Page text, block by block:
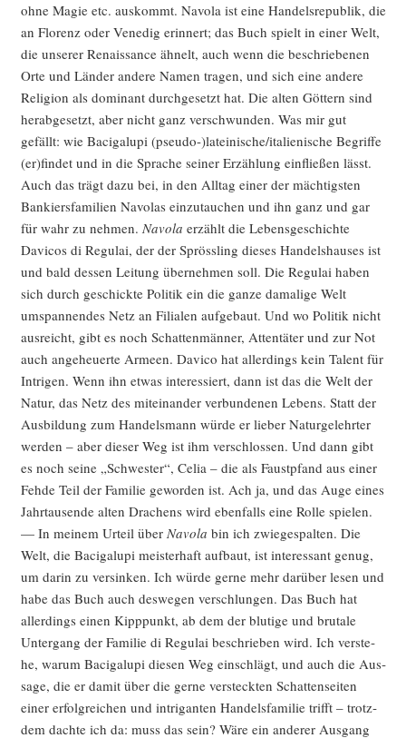
ohne Magie etc. aus­kommt. Navo­la ist eine Han­dels­re­pu­blik, die
an Flo­renz oder Vene­dig erin­nert; das Buch spielt in einer Welt,
die unse­rer Renais­sance ähnelt, auch wenn die beschrie­be­nen
Orte und Län­der ande­re Namen tra­gen, und sich eine ande­re
Reli­gi­on als domi­nant durch­ge­setzt hat. Die alten Göt­tern sind
her­ab­ge­setzt, aber nicht ganz ver­schwun­den. Was mir gut
gefällt: wie Baci­g­alu­pi (pseudo-)lateinische/italienische Begrif­fe
(er)findet und in die Spra­che sei­ner Erzäh­lung ein­flie­ßen lässt.
Auch das trägt dazu bei, in den All­tag einer der mäch­tigs­ten
Ban­kiers­fa­mi­li­en Navo­las ein­zu­tau­chen und ihn ganz und gar
für wahr zu neh­men. Navo­la erzählt die Lebens­ge­schich­te
Davicos di Regu­lai, der der Spröss­ling die­ses Han­dels­hau­ses ist
und bald des­sen Lei­tung über­neh­men soll. Die Regu­lai haben
sich durch geschick­te Poli­tik ein die gan­ze dama­li­ge Welt
umspan­nen­des Netz an Filia­len auf­ge­baut. Und wo Poli­tik nicht
aus­reicht, gibt es noch Schat­ten­män­ner, Atten­tä­ter und zur Not
auch ange­heu­er­te Armeen. Davico hat aller­dings kein Talent für
Intri­gen. Wenn ihn etwas inter­es­siert, dann ist das die Welt der
Natur, das Netz des mit­ein­an­der ver­bun­de­nen Lebens. Statt der
Aus­bil­dung zum Han­dels­mann wür­de er lie­ber Natur­ge­lehr­ter
wer­den – aber die­ser Weg ist ihm ver­schlos­sen. Und dann gibt
es noch sei­ne „Schwes­ter“, Celia – die als Faust­pfand aus einer
Feh­de Teil der Fami­lie gewor­den ist. Ach ja, und das Auge eines
Jahr­tau­sen­de alten Dra­chens wird eben­falls eine Rol­le spie­len.
— In mei­nem Urteil über Navo­la bin ich zwie­ge­spal­ten. Die
Welt, die Baci­g­alu­pi meis­ter­haft auf­baut, ist inter­es­sant genug,
um dar­in zu ver­sin­ken. Ich wür­de ger­ne mehr dar­über lesen und
habe das Buch auch des­we­gen ver­schlun­gen. Das Buch hat
aller­dings einen Kipp­punkt, ab dem der blu­ti­ge und bru­ta­le
Unter­gang der Fami­lie di Regu­lai beschrie­ben wird. Ich ver­ste­
he, war­um Baci­g­alu­pi die­sen Weg ein­schlägt, und auch die Aus­
sa­ge, die er damit über die ger­ne ver­steck­ten Schat­ten­sei­ten
einer erfolg­rei­chen und intri­gan­ten Han­dels­fa­mi­lie trifft – trotz­
dem dach­te ich da: muss das sein? Wäre ein ande­rer Aus­gang